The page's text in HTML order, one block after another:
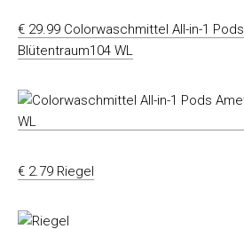
€ 29.99 Colorwaschmittel All-in-1
Blütentraum104 WL
€ 2.79 Riegel